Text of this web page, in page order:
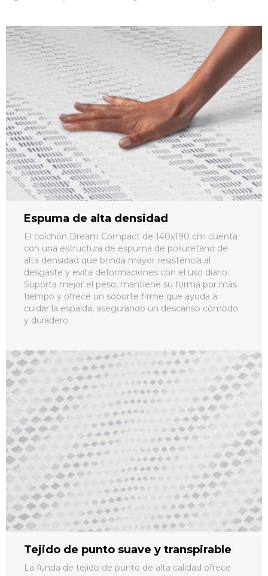
Espuma de alta densidad
El colchón Dream Compact de 140x190 cm cuenta
con una estructura de espuma de poliuretano de
alta densidad que brinda mayor resistencia al
desgaste y evita deformaciones con el uso diario.
Soporta mejor el peso, mantiene su forma por más
tiempo y ofrece un soporte firme que ayuda a
cuidar la espalda, asegurando un descanso cómodo
y duradero.
Tejido de punto suave y transpirable
La funda de tejido de punto de alta calidad ofrece